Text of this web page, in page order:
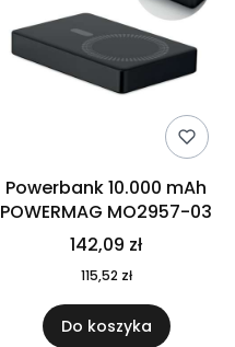
Powerbank 10.000 mAh
POWERMAG MO2957-03
142,09 zł
115,52 zł
Do koszyka